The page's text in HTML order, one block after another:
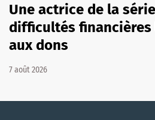
Une actrice de la
difficultés financières
aux dons
7 août 2026